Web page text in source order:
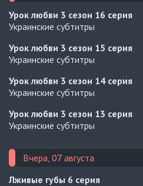
Урок любви 3 сезон 16 серия
Украинские субтитры
Урок любви 3 сезон 15 серия
Украинские субтитры
Урок любви 3 сезон 14 серия
Украинские субтитры
Урок любви 3 сезон 13 серия
Украинские субтитры
Вчера, 07 августа
Лживые губы 6 серия